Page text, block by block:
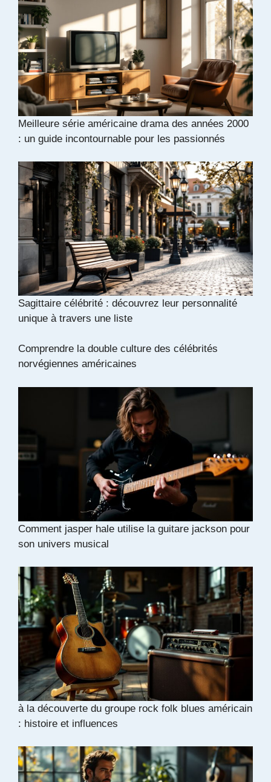
Meilleure série américaine drama des années 2000
: un guide incontournable pour les passionnés
Sagittaire célébrité : découvrez leur personnalité
unique à travers une liste
Comprendre la double culture des célébrités
norvégiennes américaines
Comment jasper hale utilise la guitare jackson pour
son univers musical
à la découverte du groupe rock folk blues américain
: histoire et influences